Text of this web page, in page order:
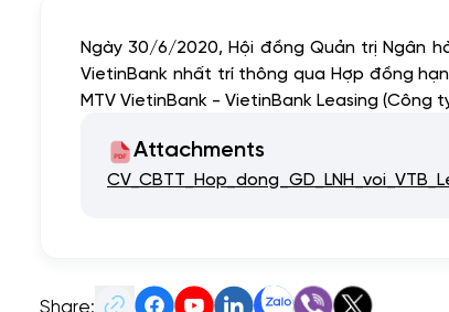
Ngày 30/6/2020, Hội đồng Quản trị Ngân
VietinBank nhất trí thông qua Hợp đồng
MTV VietinBank - VietinBank Leasing (Công
Attachments
Share: